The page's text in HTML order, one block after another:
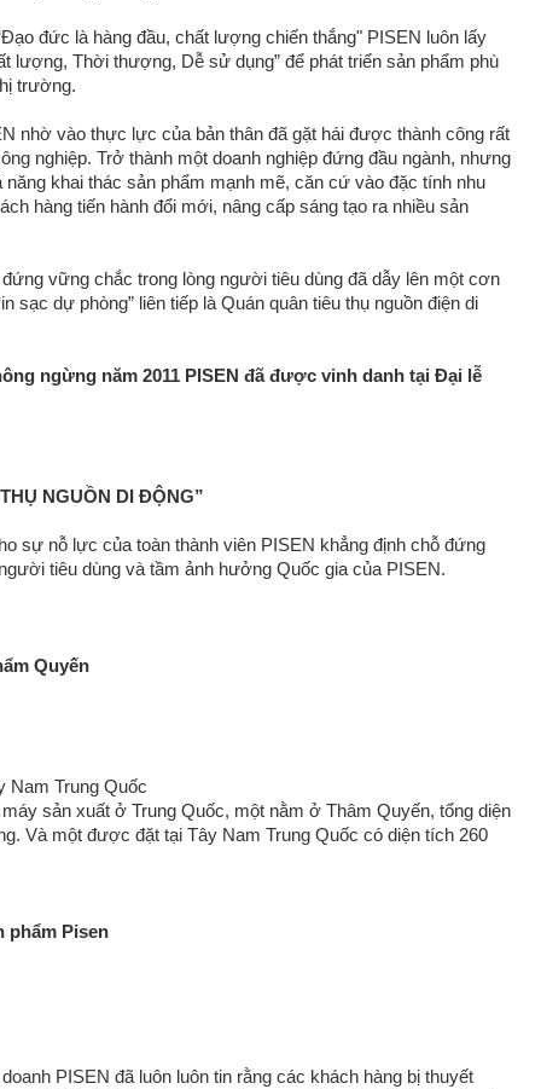
đức là hàng đầu, chất lượng chiến thắng" PISEN luôn lấy
lượng, Thời thượng, Dễ sử dụng” để phát triển sản phẩm phù
trường.
nhờ vào thực lực của bản thân đã gặt hái được thành công rất
nghiệp. Trở thành một doanh nghiệp đứng đầu ngành, nhưng
năng khai thác sản phẩm mạnh mẽ, căn cứ vào đặc tính nhu
hàng tiến hành đổi mới, nâng cấp sáng tạo ra nhiều sản
vững chắc trong lòng người tiêu dùng đã dẫy lên một cơn
sạc dự phòng” liên tiếp là Quán quân tiêu thụ nguồn điện di
ngừng năm 2011 PISEN đã được vinh danh tại Đại lễ
NGUỒN DI ĐỘNG”
sự nỗ lực của toàn thành viên PISEN khẳng định chỗ đứng
tiêu dùng và tầm ảnh hưởng Quốc gia của PISEN.
Quyến
Nam Trung Quốc
sản xuất ở Trung Quốc, một nằm ở Thâm Quyến, tổng diện
Và một được đặt tại Tây Nam Trung Quốc có diện tích 260
phẩm Pisen
PISEN đã luôn luôn tin rằng các khách hàng bị thuyết